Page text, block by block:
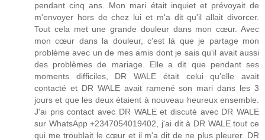
pendant cinq ans. Mon mari était inquiet et prévoyait de
m'envoyer hors de chez lui et m'a dit qu'il allait divorcer.
Tout cela met une grande douleur dans mon cœur. Avec
mon cœur dans la douleur, c'est là que je partage mon
problème avec un de mes amis dont je sais qu'il avait aussi
des problèmes de mariage. Elle a dit que pendant ses
moments difficiles, DR WALE était celui qu'elle avait
contacté et DR WALE avait ramené son mari dans les 3
jours et que les deux étaient à nouveau heureux ensemble.
J'ai pris contact avec DR WALE et discuté avec DR WALE
sur WhatsApp +2347054019402, j'ai dit à DR WALE tout ce
qui me troublait le cœur et il m'a dit de ne plus pleurer. DR